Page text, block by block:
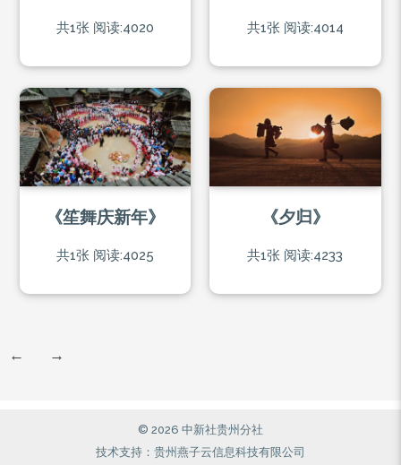
共1张 阅读:4020 共1张 阅读:4014
《笙舞庆新年》
共1张 阅读:4025
《夕归》
共1张 阅读:4233
← →
© 2026 中新社贵州分社
技术支持：贵州燕子云信息科技有限公司